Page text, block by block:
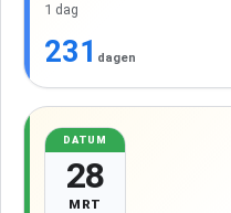
1 dag
231 dagen
DATUM
28
MRT